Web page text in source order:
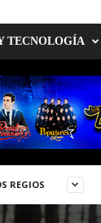
TECNOLOGÍA
REGIOS